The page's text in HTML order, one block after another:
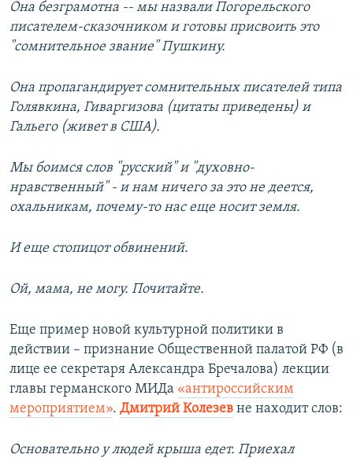
Она безграмотна -- мы назвали Погорельского
писателем-сказочником и готовы присвоить это
"сомнительное звание" Пушкину.
Она пропагандирует сомнительных писателей типа
Голявкина, Гиваргизова (цитаты приведены) и
Гальего (живет в США).
Мы боимся слов "русский" и "духовно-
нравственный" - и нам ничего за это не деется,
охальникам, почему-то нас еще носит земля.
И еще стопицот обвинений.
Ой, мама, не могу. Почитайте.
Еще пример новой культурной политики в
действии – признание Общественной палатой РФ (в
лице ее секретаря Александра Бречалова) лекции
главы германского МИДа «антироссийским
мероприятием». Дмитрий Колезев не находит слов:
Основательно у людей крыша едет. Приехал